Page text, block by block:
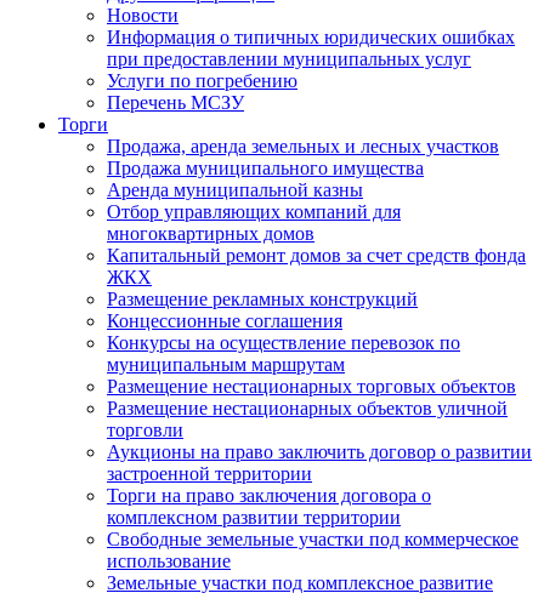
Новости
Информация о типичных юридических ошибках
при предоставлении муниципальных услуг
Услуги по погребению
Перечень МСЗУ
Торги
Продажа, аренда земельных и лесных участков
Продажа муниципального имущества
Аренда муниципальной казны
Отбор управляющих компаний для
многоквартирных домов
Капитальный ремонт домов за счет средств фонда
ЖКХ
Размещение рекламных конструкций
Концессионные соглашения
Конкурсы на осуществление перевозок по
муниципальным маршрутам
Размещение нестационарных торговых объектов
Размещение нестационарных объектов уличной
торговли
Аукционы на право заключить договор о развитии
застроенной территории
Торги на право заключения договора о
комплексном развитии территории
Свободные земельные участки под коммерческое
использование
Земельные участки под комплексное развитие